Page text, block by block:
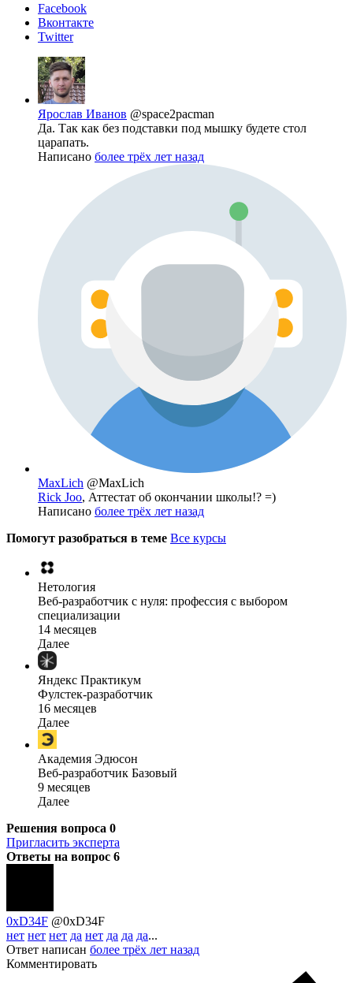
Facebook
Вконтакте
Twitter
Ярослав Иванов @space2pacman
Да. Так как без подставки под мышку будете стол
царапать.
Написано более трёх лет назад
MaxLich @MaxLich
Rick Joo, Аттестат об окончании школы!? =)
Написано более трёх лет назад
Помогут разобраться в теме Все курсы
Нетология
Веб-разработчик с нуля: профессия с выбором
специализации
14 месяцев
Далее
Яндекс Практикум
Фулстек-разработчик
16 месяцев
Далее
Академия Эдюсон
Веб-разработчик Базовый
9 месяцев
Далее
Решения вопроса 0
Пригласить эксперта
Ответы на вопрос 6
0xD34F @0xD34F
нет нет нет да нет да да да...
Ответ написан более трёх лет назад
Комментировать